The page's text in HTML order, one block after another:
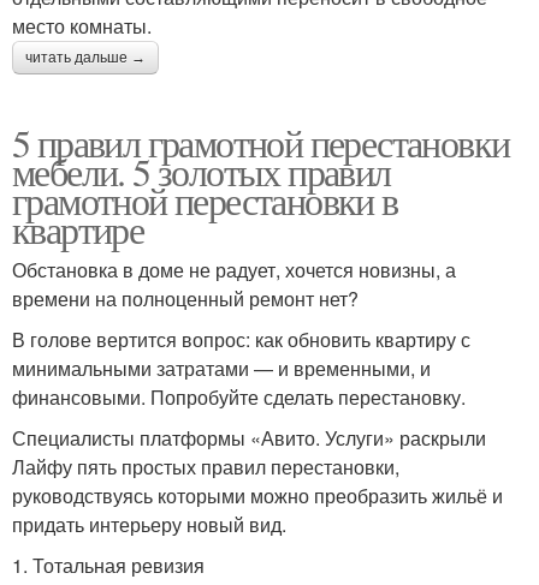
место комнаты.
читать дальше →
5 правил грамотной перестановки
мебели. 5 золотых правил
грамотной перестановки в
квартире
Обстановка в доме не радует, хочется новизны, а
времени на полноценный ремонт нет?
В голове вертится вопрос: как обновить квартиру с
минимальными затратами — и временными, и
финансовыми. Попробуйте сделать перестановку.
Специалисты платформы «Авито. Услуги» раскрыли
Лайфу пять простых правил перестановки,
руководствуясь которыми можно преобразить жильё и
придать интерьеру новый вид.
1. Тотальная ревизия